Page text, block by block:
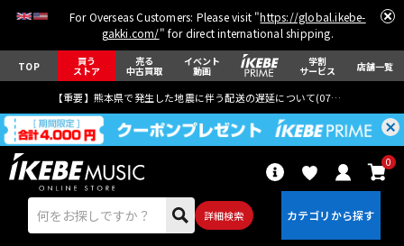
For Overseas Customers: Please visit "https://global.ikebe-
gakki.com/" for direct international shipping.
TOP 買う
ストア
売る
中古買取
イベント
動画
学割
サービス 店舗一覧
【重要】熊本県で発生した地震に伴う配送の遅延について(07月29日
詳細検索
0